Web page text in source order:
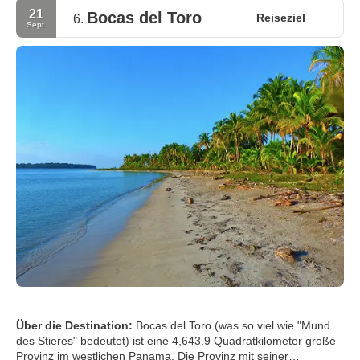
21
Sept. 6. Bocas del Toro Reiseziel
Über die Destination: Bocas del Toro (was so viel wie "Mund
des Stieres" bedeutet) ist eine 4,643.9 Quadratkilometer große
Provinz im westlichen Panama. Die Provinz mit seiner